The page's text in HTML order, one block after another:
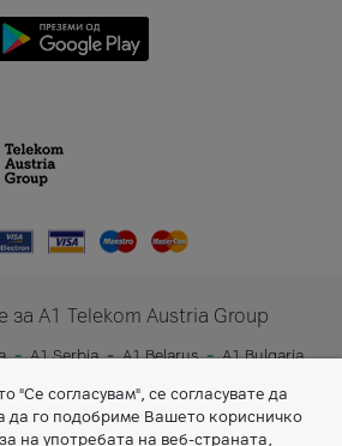
за A1 Telekom Austria Group
A1 Serbia A1 Belarus
A1 Bulgaria
"Се согласувам", се согласувате да
да го подобриме Вашето корисничко
на употребата на веб-страната,